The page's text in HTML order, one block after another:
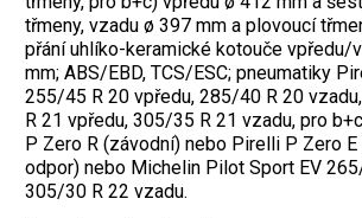
třmeny, vzadu ø 397 mm a plovoucí
přání uhlíko-keramické kotouče vpředu/
mm; ABS/EBD, TCS/ESC; pneumatiky
255/45 R 20 vpředu, 285/40 R 20
R 21 vpředu, 305/35 R 21 vzadu, pro
P Zero R (závodní) nebo Pirelli P Zero
odpor) nebo Michelin Pilot Sport EV
305/30 R 22 vzadu.